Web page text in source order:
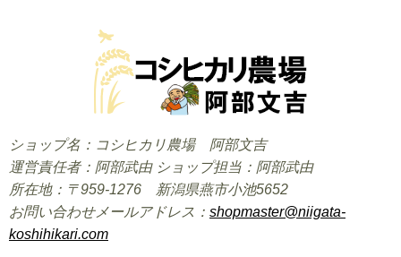
ショップ名：コシヒカリ農場 阿部文吉
運営責任者：阿部武由 ショップ担当：阿部武由
所在地：〒959-1276 新潟県燕市小池5652
お問い合わせメールアドレス： shopmaster@niigata-
koshihikari.com